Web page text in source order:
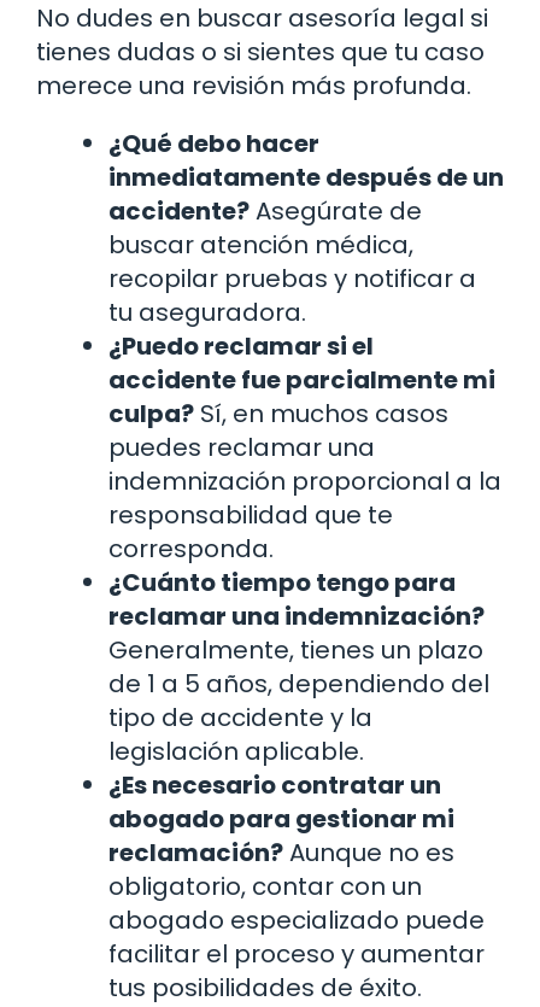
No dudes en buscar asesoría legal si
tienes dudas o si sientes que tu caso
merece una revisión más profunda.
¿Qué debo hacer
inmediatamente después de un
accidente?Asegúrate de
buscar atención médica,
recopilar pruebas y notificar a
tu aseguradora.
¿Puedo reclamar si el
accidente fue parcialmente mi
culpa? Sí, en muchos casos
puedes reclamar una
indemnización proporcional a la
responsabilidad que te
corresponda.
¿Cuánto tiempo tengo para
reclamar una indemnización?
Generalmente, tienes un plazo
de 1 a 5 años, dependiendo del
tipo de accidente y la
legislación aplicable.
¿Es necesario contratar un
abogado para gestionar mi
reclamación?Aunque no es
obligatorio, contar con un
abogado especializado puede
facilitar el proceso y aumentar
tus posibilidades de éxito.